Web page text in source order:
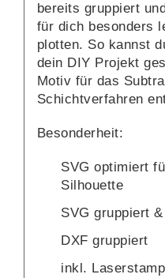
bereits gruppiert
für dich besonders
plotten. So kannst
dein DIY Projekt
Motiv für das
Schichtverfahren
Besonderheit:
SVG optimiert
Silhouette
SVG gruppiert
DXF gruppiert
inkl.